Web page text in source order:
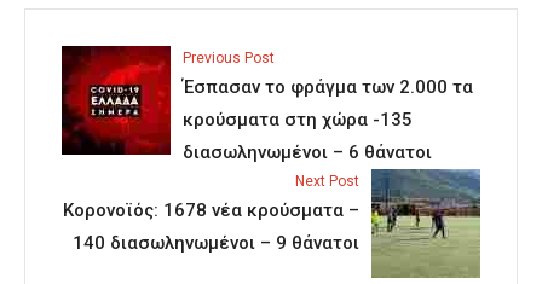
Previous Post
Έσπασαν το φράγμα των 2.000 τα
κρούσματα στη χώρα -135
διασωληνωμένοι – 6 θάνατοι
Next Post
Κορονοϊός: 1678 νέα κρούσματα –
140 διασωληνωμένοι – 9 θάνατοι